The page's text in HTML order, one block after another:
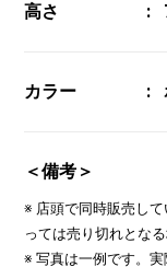
高さ
カラー
＜備考＞
※ 店頭で同時販売し
っては売り切れとな
※ 写真は一例です。実